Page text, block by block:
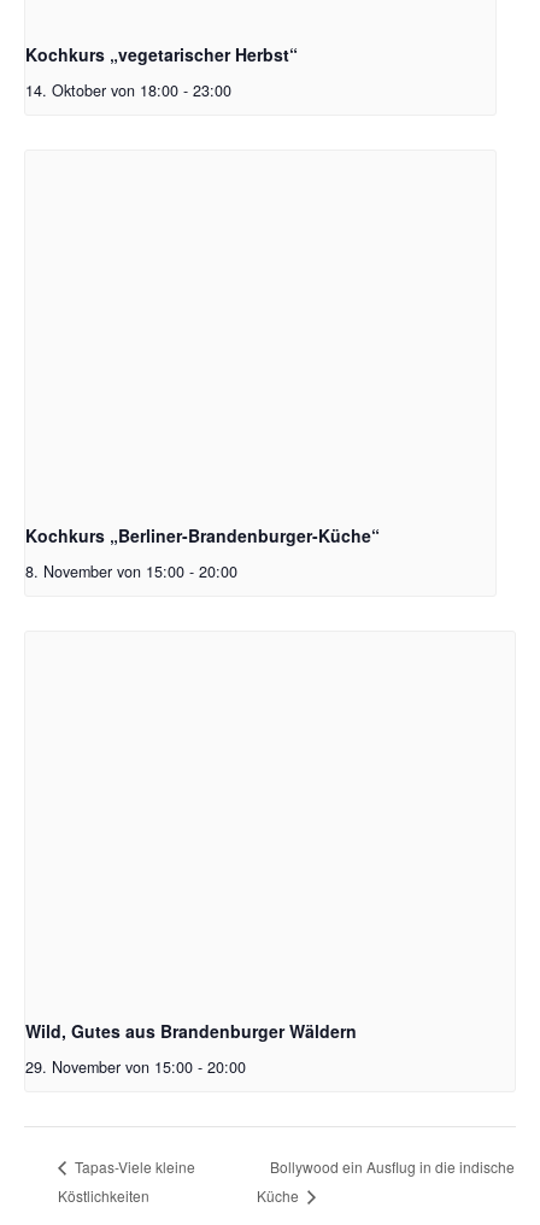
Kochkurs „vegetarischer Herbst“
14. Oktober von 18:00 - 23:00
Kochkurs „Berliner-Brandenburger-Küche“
8. November von 15:00 - 20:00
Wild, Gutes aus Brandenburger Wäldern
29. November von 15:00 - 20:00
Tapas-Viele kleine
Köstlichkeiten
Bollywood ein Ausflug in die indische
Küche